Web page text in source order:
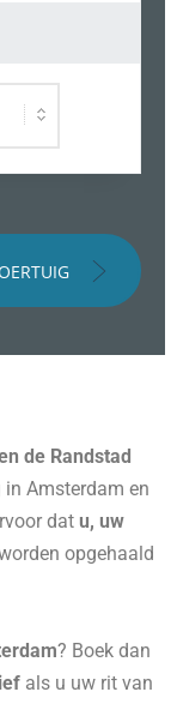
de Randstad
in Amsterdam en
dat u, uw
opgehaald
? Boek dan
als u uw rit van